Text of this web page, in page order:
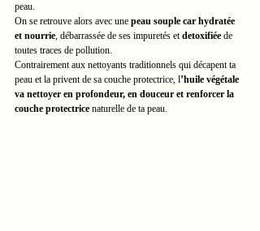
peau.
On se retrouve alors avec une peau souple car hydratée
et nourrie, débarrassée de ses impuretés et detoxifiée de
toutes traces de pollution.
Contrairement aux nettoyants traditionnels qui décapent ta
peau et la privent de sa couche protectrice, l’huile végétale
va nettoyer en profondeur, en douceur et renforcer la
couche protectrice naturelle de ta peau.